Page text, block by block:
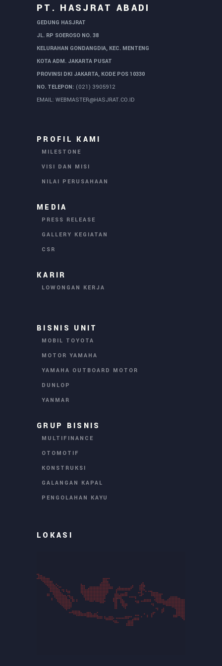
PT. HASJRAT ABADI
GEDUNG HASJRAT
JL. RP SOEROSO NO. 38
KELURAHAN GONDANGDIA, KEC. MENTENG
KOTA ADM. JAKARTA PUSAT
PROVINSI DKI JAKARTA, KODE POS 10330
NO. TELEPON: (021) 3905912
EMAIL: WEBMASTER@HASJRAT.CO.ID
PROFIL KAMI
MILESTONE
VISI DAN MISI
NILAI PERUSAHAAN
MEDIA
PRESS RELEASE
GALLERY KEGIATAN
CSR
KARIR
LOWONGAN KERJA
BISNIS UNIT
MOBIL TOYOTA
MOTOR YAMAHA
YAMAHA OUTBOARD MOTOR
DUNLOP
YANMAR
GRUP BISNIS
MULTIFINANCE
OTOMOTIF
KONSTRUKSI
GALANGAN KAPAL
PENGOLAHAN KAYU
LOKASI